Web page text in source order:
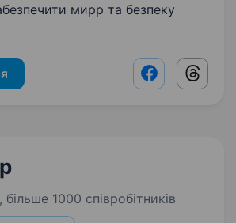
мирр та безпеку
Facebook
, більше 1000 співробітників